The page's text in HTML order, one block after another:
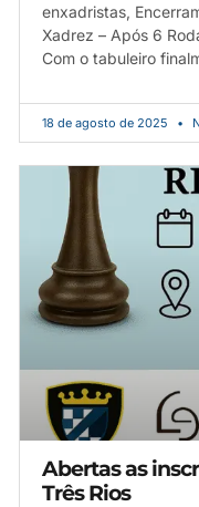
enxadristas,
Xadrez – Após 6
Com o tabuleiro
18 de agosto de 2025
Abertas as
Três Rios